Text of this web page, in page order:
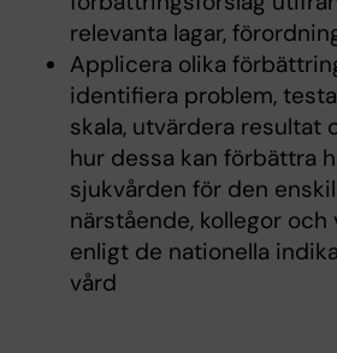
relevanta lagar,
Applicera olika
identifiera problem,
skala, utvärdera resultat
hur dessa kan förbättra
sjukvården för den
närstående, kollegor
enligt de nationella
vård